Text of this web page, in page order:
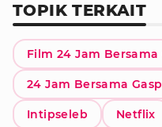
TOPIK TERKAIT
Film 24 Jam Bersama
24 Jam Bersama
Intipseleb Netflix